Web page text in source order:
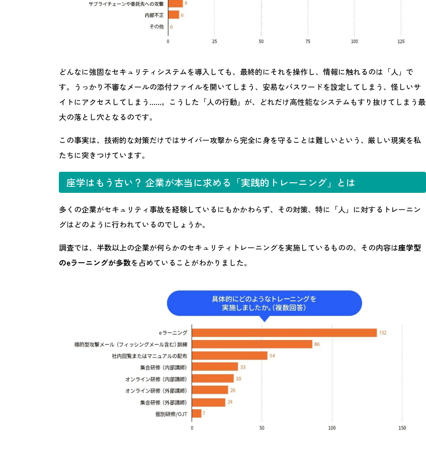
どんなに強固なセキュリティシステムを導入しても、最終的にそれを操作し、情報に触れるのは「人」で
す。うっかり不審なメールの添付ファイルを開いてしまう、安易なパスワードを設定してしまう、怪しいサ
イトにアクセスしてしまう……。こうした「人の行動」が、どれだけ高性能なシステムもすり抜けてしまう最
大の落とし穴となるのです。
この事実は、技術的な対策だけではサイバー攻撃から完全に身を守ることは難しいという、厳しい現実を私
たちに突きつけています。
座学はもう古い？ 企業が本当に求める「実践的トレーニング」とは
多くの企業がセキュリティ事故を経験しているにもかかわらず、その対策、特に「人」に対するトレーニン
グはどのように行われているのでしょうか。
調査では、半数以上の企業が何らかのセキュリティトレーニングを実施しているものの、その内容は座学型
のeラーニングが多数を占めていることがわかりました。